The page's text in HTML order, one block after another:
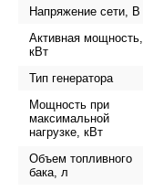
Напряжение сети, В
Активная мощность,
кВт
Тип генератора
Мощность при
максимальной
нагрузке, кВт
Объем топливного
бака, л